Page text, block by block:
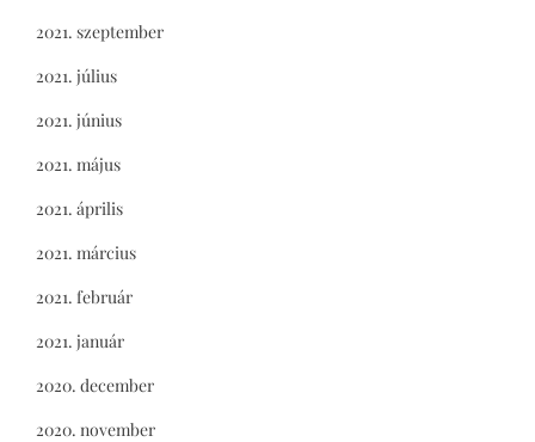
2021. szeptember
2021. július
2021. június
2021. május
2021. április
2021. március
2021. február
2021. január
2020. december
2020. november